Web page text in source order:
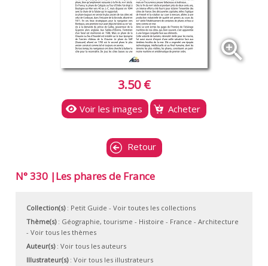
zoom_in
3.50 €
Voir les images Acheter
Retour
N° 330 |Les phares de France
Collection(s): Petit Guide - Voir toutes les collections
Thème(s): Géographie, tourisme - Histoire - France - Architecture
- Voir tous les thèmes
Auteur(s): Voir tous les auteurs
Illustrateur(s): Voir tous les illustrateurs